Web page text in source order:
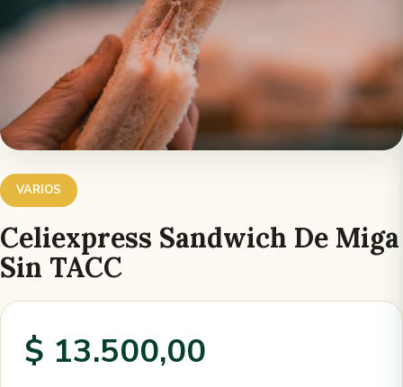
VARIOS
Celiexpress Sandwich De Miga
Sin TACC
$ 13.500,00